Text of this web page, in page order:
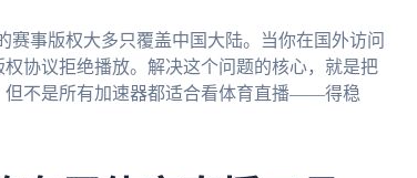
事版权大多只覆盖中国大陆。当你在国外访问
协议拒绝播放。解决这个问题的核心，就是把
但不是所有加速器都适合看体育直播——得稳